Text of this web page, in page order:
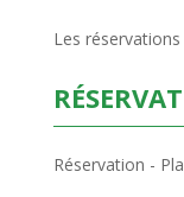
Les
Réservation -